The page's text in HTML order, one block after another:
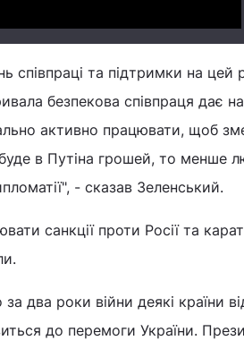
співпраці та підтримки на цей
безпекова співпраця дає
активно працювати, щоб
в Путіна грошей, то менше
- сказав Зеленський.
санкції проти Росії та
два роки війни деякі країни
до перемоги України.